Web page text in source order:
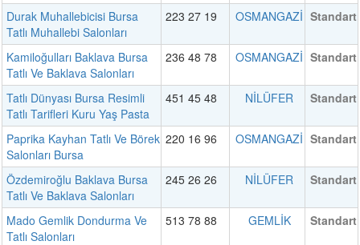
Durak Muhallebicisi Bursa
Tatlı Muhallebi Salonları
223 27 19 OSMANGAZİ Standart
Kamiloğulları Baklava Bursa
Tatlı Ve Baklava Salonları
236 48 78 OSMANGAZİ Standart
Tatlı Dünyası Bursa Resimli
Tatlı Tarifleri Kuru Yaş Pasta
451 45 48 NİLÜFER Standart
Paprika Kayhan Tatlı Ve Börek
Salonları Bursa
220 16 96 OSMANGAZİ Standart
Özdemiroğlu Baklava Bursa
Tatlı Ve Baklava Salonları
245 26 26 NİLÜFER Standart
Mado Gemlik Dondurma Ve
Tatlı Salonları
513 78 88 GEMLİK Standart